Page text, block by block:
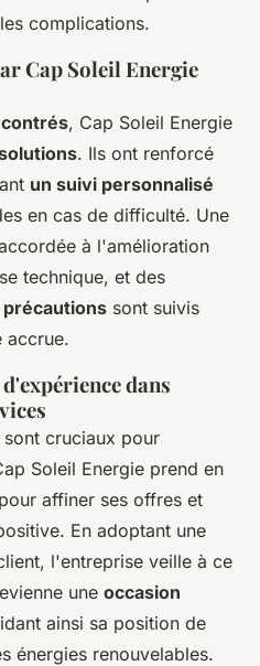
complications.
Cap Soleil Energie
, Cap Soleil Energie
. Ils ont renforcé
un suivi personnalisé
en cas de difficulté. Une
à l'amélioration
technique, et des
sont suivis
accrue.
dans
cruciaux pour
Soleil Energie prend en
pour affiner ses offres et
En adoptant une
l'entreprise veille à ce
une occasion
ainsi sa position de
énergies renouvelables.